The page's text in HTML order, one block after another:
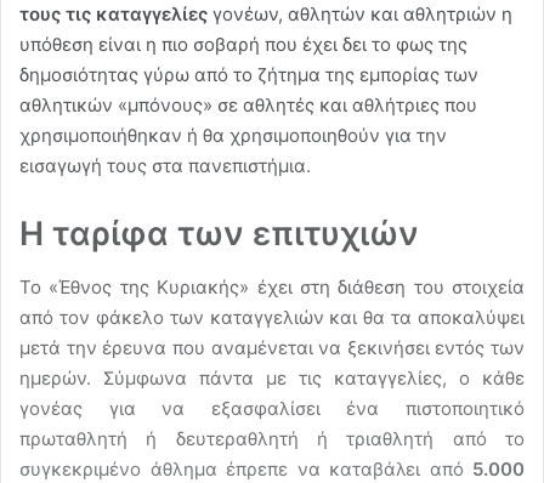
τους τις καταγγελίες γονέων, αθλητών και αθλητριών η
υπόθεση είναι η πιο σοβαρή που έχει δει το φως της
δημοσιότητας γύρω από το ζήτημα της εμπορίας των
αθλητικών «μπόνους» σε αθλητές και αθλήτριες που
χρησιμοποιήθηκαν ή θα χρησιμοποιηθούν για την
εισαγωγή τους στα πανεπιστήμια.
Η ταρίφα των επιτυχιών
Το «Έθνος της Κυριακής» έχει στη διάθεση του στοιχεία
από τον φάκελο των καταγγελιών και θα τα αποκαλύψει
μετά την έρευνα που αναμένεται να ξεκινήσει εντός των
ημερών. Σύμφωνα πάντα με τις καταγγελίες, ο κάθε
γονέας για να εξασφαλίσει ένα πιστοποιητικό
πρωταθλητή ή δευτεραθλητή ή τριαθλητή από το
συγκεκριμένο άθλημα έπρεπε να καταβάλει από 5.000